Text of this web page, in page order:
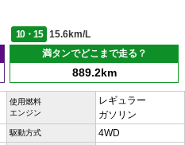
10・15
15.6km/L
満タンでどこまで走る？
889.2km
使用燃料
エンジン
レギュラー
ガソリン
駆動方式 4WD